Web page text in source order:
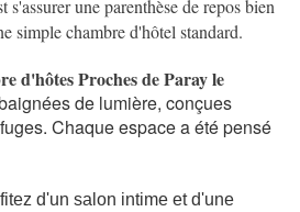
s'assurer une parenthèse de repos bien
simple chambre d'hôtel standard.
d'hôtes Proches de Paray le
de lumière, conçues
Chaque espace a été pensé
d'un salon intime et d'une